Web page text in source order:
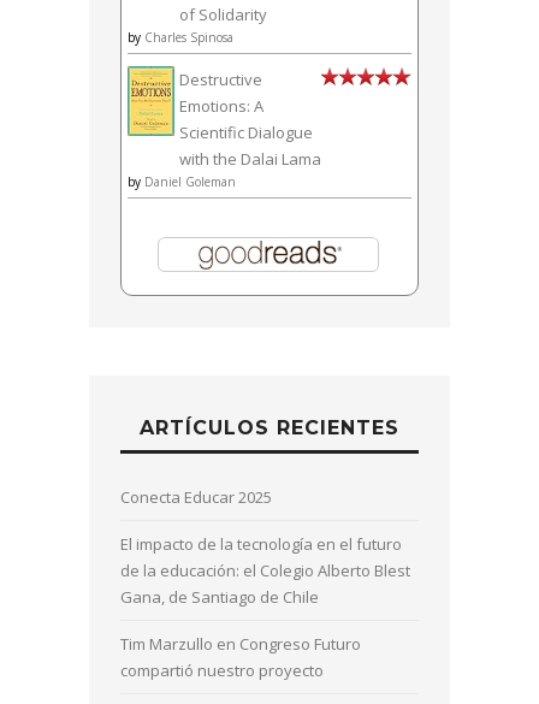
of Solidarity
by Charles Spinosa
Destructive
Emotions: A
Scientific Dialogue
with the Dalai Lama
by Daniel Goleman
ARTÍCULOS RECIENTES
Conecta Educar 2025
El impacto de la tecnología en el futuro
de la educación: el Colegio Alberto Blest
Gana, de Santiago de Chile
Tim Marzullo en Congreso Futuro
compartió nuestro proyecto